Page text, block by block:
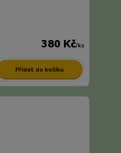
380 Kč/ks
Přidat do košíku